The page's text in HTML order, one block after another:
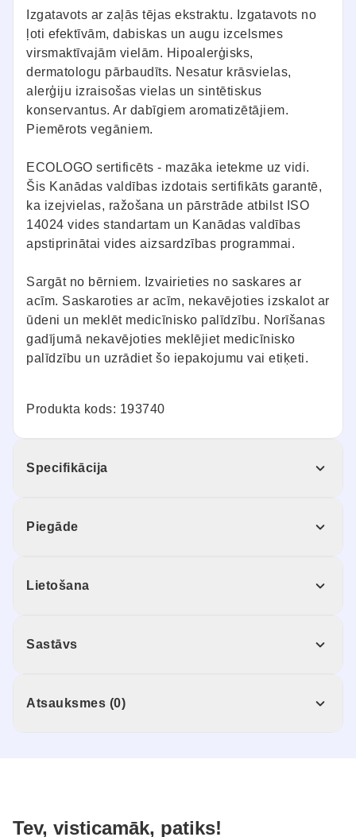
Izgatavots ar zaļās tējas ekstraktu. Izgatavots no
ļoti efektīvām, dabiskas un augu izcelsmes
virsmaktīvajām vielām. Hipoalerģisks,
dermatologu pārbaudīts. Nesatur krāsvielas,
alerģiju izraisošas vielas un sintētiskus
konservantus. Ar dabīgiem aromatizētājiem.
Piemērots vegāniem.
ECOLOGO sertificēts - mazāka ietekme uz vidi.
Šis Kanādas valdības izdotais sertifikāts garantē,
ka izejvielas, ražošana un pārstrāde atbilst ISO
14024 vides standartam un Kanādas valdības
apstiprinātai vides aizsardzības programmai.
Sargāt no bērniem. Izvairieties no saskares ar
acīm. Saskaroties ar acīm, nekavējoties izskalot ar
ūdeni un meklēt medicīnisko palīdzību. Norīšanas
gadījumā nekavējoties meklējiet medicīnisko
palīdzību un uzrādiet šo iepakojumu vai etiķeti.
Produkta kods: 193740
Specifikācija
Piegāde
Lietošana
Sastāvs
Atsauksmes (0)
Tev, visticamāk, patiks!